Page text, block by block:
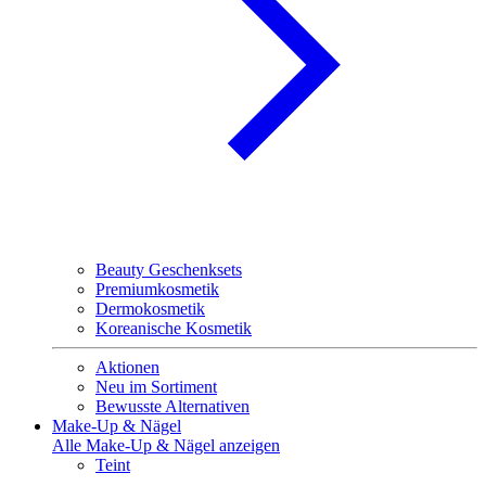
Beauty Geschenksets
Premiumkosmetik
Dermokosmetik
Koreanische Kosmetik
Aktionen
Neu im Sortiment
Bewusste Alternativen
Make-Up & Nägel
Alle Make-Up & Nägel anzeigen
Teint